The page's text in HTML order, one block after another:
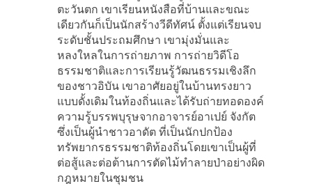
ตะวันตก เขาเรียนหนังสือที่บ้านและขณะ
เดียวกันก็เป็นนักสร้างวีดีทัศน์ ตั้งแต่เรียนจบ
ระดับชั้นประถมศึกษา เขามุ่งมั่นและ
หลงใหลในการถ่ายภาพ การถ่ายวิดีโอ
ธรรมชาติและการเรียนรู้วัฒนธรรมเชิงลึก
ของชาวอิบัน เขาอาศัยอยู่ในบ้านทรงยาว
แบบดั้งเดิมในท้องถิ่นและได้รับถ่ายทอดองค์
ความรู้บรรพบุรุษจากอาจารย์อาเปย์ จังกัต
ซึ่งเป็นผู้นำชาวอาดัต ที่เป็นนักปกป้อง
ทรัพยากรธรรมชาติท้องถิ่นโดยเขาเป็นผู้ที่
ต่อสู้และต่อต้านการตัดไม้ทำลายป่าอย่างผิด
กฎหมายในชุมชน